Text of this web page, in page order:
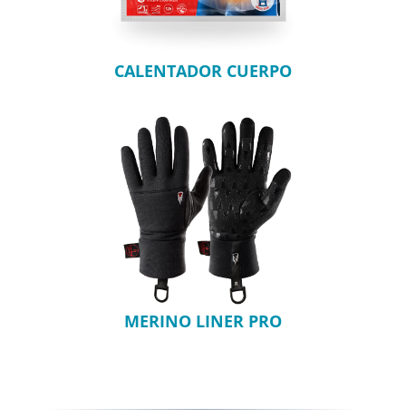
CALENTADOR CUERPO
MERINO LINER PRO